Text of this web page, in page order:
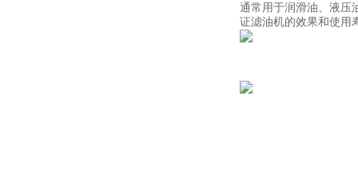
通常用于润滑油、液压
证滤油机的效果和使用